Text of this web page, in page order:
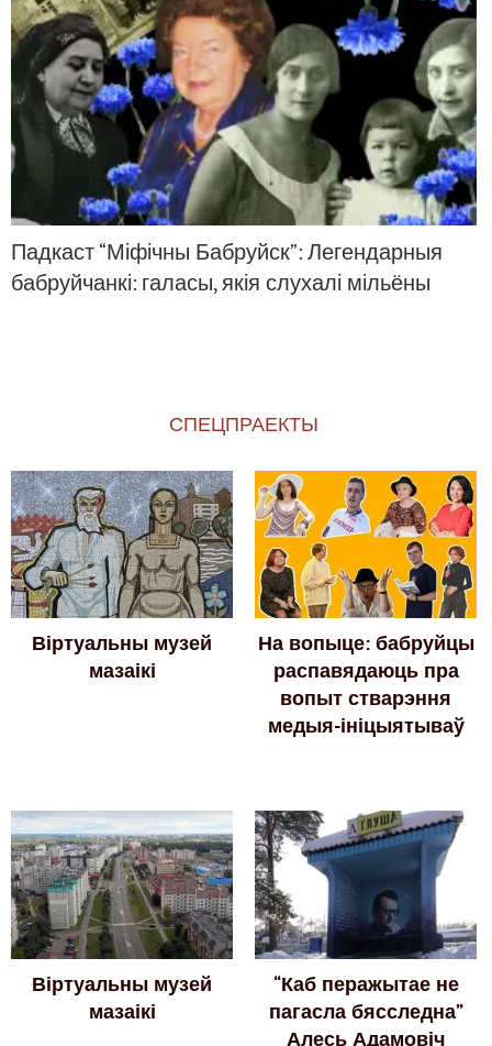
Падкаст “Міфічны Бабруйск”: Легендарныя
бабруйчанкі: галасы, якія слухалі мільёны
СПЕЦПРАЕКТЫ
Віртуальны музей
мазаікі
На вопыце: бабруйцы
распавядаюць пра
вопыт стварэння
медыя-ініцыятываў
Віртуальны музей
мазаікі
“Каб перажытае не
пагасла бясследна”
Алесь Адамовіч